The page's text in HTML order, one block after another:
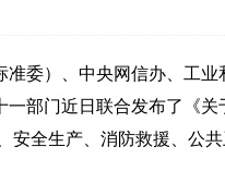
委）、中央网信办、工
部门近日联合发布了《
全生产、消防救援、公